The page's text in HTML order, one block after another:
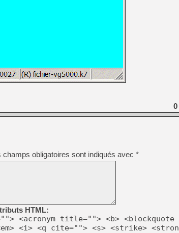
[GK] Endless Legend 2 :
[LS] [PS5] Le WebKit
[GK] Oubliez Crazy Taxi,
[LS] [Switch] NSZ 5.0.0
0
champs obligatoires sont indiqués avec *
HTML:
<acronym title=""> <b> <blockquote
<i> <q cite=""> <s> <strike>